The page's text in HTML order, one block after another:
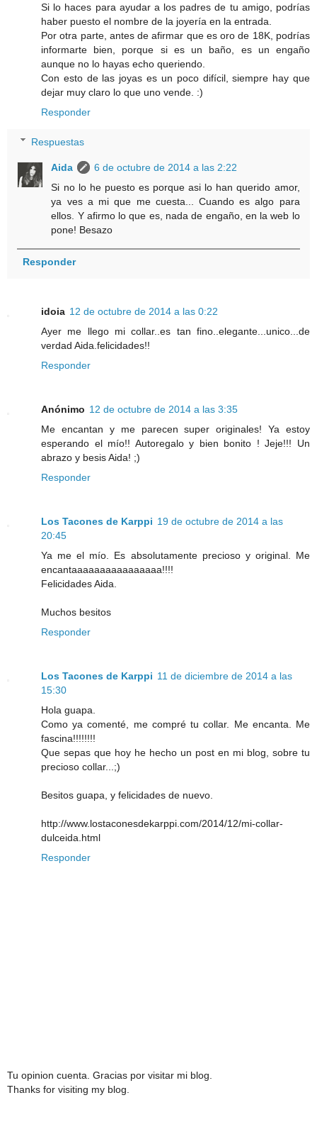
Si lo haces para ayudar a los padres de tu amigo, podrías
haber puesto el nombre de la joyería en la entrada.
Por otra parte, antes de afirmar que es oro de 18K, podrías
informarte bien, porque si es un baño, es un engaño
aunque no lo hayas echo queriendo.
Con esto de las joyas es un poco difícil, siempre hay que
dejar muy claro lo que uno vende. :)
Responder
Respuestas
Aida
6 de octubre de 2014 a las 2:22
Si no lo he puesto es porque asi lo han querido amor,
ya ves a mi que me cuesta... Cuando es algo para
ellos. Y afirmo lo que es, nada de engaño, en la web lo
pone! Besazo
Responder
idoia 12 de octubre de 2014 a las 0:22
Ayer me llego mi collar..es tan fino..elegante...unico...de
verdad Aida.felicidades!!
Responder
Anónimo 12 de octubre de 2014 a las 3:35
Me encantan y me parecen super originales! Ya estoy
esperando el mío!! Autoregalo y bien bonito ! Jeje!!! Un
abrazo y besis Aida! ;)
Responder
Los Tacones de Karppi 19 de octubre de 2014 a las
20:45
Ya me el mío. Es absolutamente precioso y original. Me
encantaaaaaaaaaaaaaaaa!!!!
Felicidades Aida.
Muchos besitos
Responder
Los Tacones de Karppi 11 de diciembre de 2014 a las
15:30
Hola guapa.
Como ya comenté, me compré tu collar. Me encanta. Me
fascina!!!!!!!!
Que sepas que hoy he hecho un post en mi blog, sobre tu
precioso collar...;)
Besitos guapa, y felicidades de nuevo.
http://www.lostaconesdekarppi.com/2014/12/mi-collar-
dulceida.html
Responder
Tu opinion cuenta. Gracias por visitar mi blog.
Thanks for visiting my blog.